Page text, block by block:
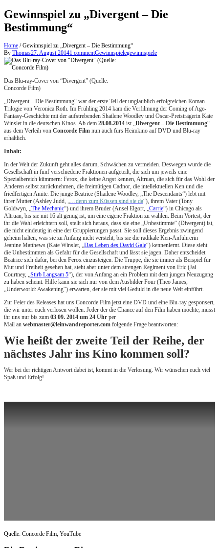
Gewinnspiel zu „Divergent – Die
Bestimmung“
Home /Gewinnspiel zu „Divergent – Die Bestimmung“
By Thomas27. August 20141 commentGewinnspielegewinnspiele
Das Blu-ray-Cover von “Divergent” (Quelle:
Concorde Film)
„Divergent – Die Bestimmung“ war der erste Teil der unglaublich erfolgreichen Roman-
Trilogie von Veronica Roth. Im Frühling 2014 kam die Verfilmung der Coming of Age-
Fantasy-Geschichte mit der aufstrebenden Shailene Woodley und Oscar-Preisträgerin Kate
Winslet in die deutschen Kinos. Ab dem 28.08.2014 ist „Divergent – Die Bestimmung“
aus dem Verleih von Concorde Film nun auch fürs Heimkino auf DVD und Blu-ray
erhältlich.
Inhalt:
In der Welt der Zukunft geht alles darum, Schwächen zu vermeiden. Deswegen wurde die
Gesellschaft in fünf verschiedene Fraktionen aufgeteilt, die sich um jeweils eine
Spezialbereich kümmern: Ferox, die keine Angst kennen, Altruan, die sich für das Wohl der
Anderen selbst zurücknehmen, die freimütigen Cadnor, die intellektuellen Ken und die
friedfertigen Amite. Die junge Beatrice (Shailene Woodley, „The Descendants“) lebt mit
ihrer Mutter (Ashley Judd, „…denn zum Küssen sind sie da“), ihrem Vater (Tony
Goldwyn, „The Mechanic“) und ihrem Bruder (Ansel Elgort, „Carrie“) in Chicago als
Altruan, bis sie mit 16 alt genug ist, um eine eigene Fraktion zu wählen. Beim Vortest, der
ihr die Wahl erleichtern soll, stellt sich heraus, dass sie eine „Unbestimmte“ (Divergent) ist,
die nicht eindeutig in eine der Gruppierungen passt. Sie soll dieses Ergebnis zwingend
geheim halten, was sie zu Anfang nicht versteht, bis sie die radikale Ken-Anführerin
Jeanine Matthews (Kate Winslet, „Das Leben des David Gale“) kennenlernt. Diese sieht
die Unbestimmten als Gefahr für die Gesellschaft und lässt sie jagen. Daher entscheidet
Beatrice sich dafür, bei den Ferox einzusteigen. Die Truppe, die sie immer als Beispiel für
Mut und Freiheit gesehen hat, steht aber unter dem strengen Regiment von Eric (Jai
Courtney, „Stirb Langsam 5“), der von Anfang an ein Problem mit dem jungen Neuzugang
zu haben scheint. Hilfe kann sie sich nur von dem Ausbilder Four (Theo James,
„Underworld: Awakening“) erwarten, der sie mit viel Geduld in die neue Welt einführt.
Zur Feier des Releases hat uns Concorde Film jetzt eine DVD und eine Blu-ray gesponsert,
die wir unter euch verlosen wollen. Jeder der die Chance auf den Film haben möchte, müsst
ihr uns nur bis zum 03.09. 2014 um 24 Uhr per
Mail an webmaster@leinwandreporter.com folgende Frage beantworten:
Wie heißt der zweite Teil der Reihe, der
nächstes Jahr ins Kino kommen soll?
Wer bei der richtigen Antwort dabei ist, kommt in die Verlosung. Wir wünschen euch viel
Spaß und Erfolg!
Quelle: Concorde Film, YouTube